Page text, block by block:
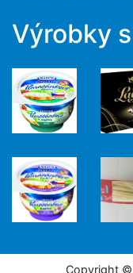
Výrobky
Copyright ©